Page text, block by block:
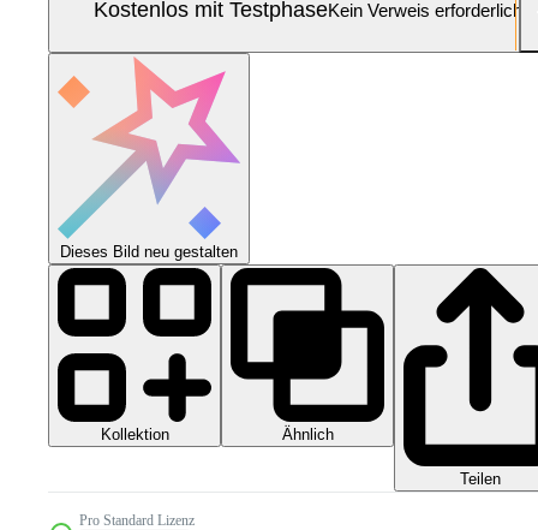
Kostenlos mit TestphaseKein Verweis erforderlich
Dieses Bild neu gestalten
Kollektion Ähnlich
Teilen
Pro Standard Lizenz